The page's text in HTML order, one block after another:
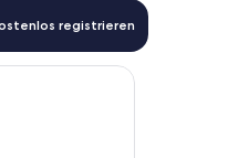
registrieren